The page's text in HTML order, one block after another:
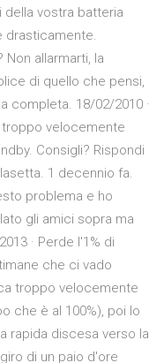
vostra batteria
drasticamente.
Non allarmarti, la
di quello che pensi,
completa. 18/02/2010 ·
troppo velocemente
Consigli? Rispondi
1 decennio fa.
problema e ho
gli amici sopra ma
· Perde l'1% di
che ci vado
troppo velocemente
che è al 100%), poi lo
rapida discesa verso la
di un paio d'ore